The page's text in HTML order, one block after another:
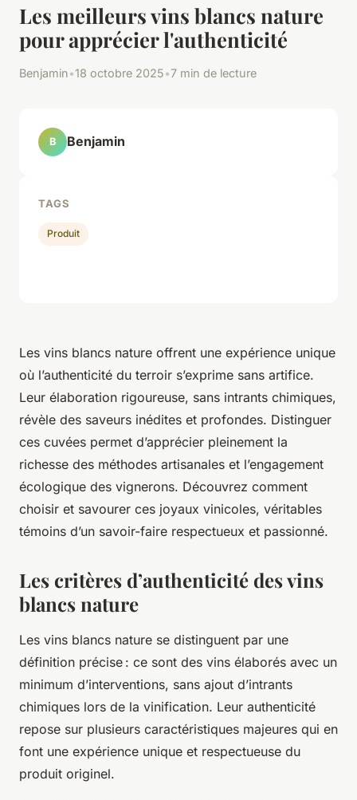
Les meilleurs vins blancs nature
pour apprécier l'authenticité
Benjamin•18 octobre 2025•7 min de lecture
Les vins blancs nature offrent une expérience unique
où l’authenticité du terroir s’exprime sans artifice.
Leur élaboration rigoureuse, sans intrants chimiques,
révèle des saveurs inédites et profondes. Distinguer
ces cuvées permet d’apprécier pleinement la
richesse des méthodes artisanales et l’engagement
écologique des vignerons. Découvrez comment
choisir et savourer ces joyaux vinicoles, véritables
témoins d’un savoir-faire respectueux et passionné.
Les critères d’authenticité des vins
blancs nature
Les vins blancs nature se distinguent par une
définition précise : ce sont des vins élaborés avec un
minimum d’interventions, sans ajout d’intrants
chimiques lors de la vinification. Leur authenticité
repose sur plusieurs caractéristiques majeures qui en
font une expérience unique et respectueuse du
produit originel.
B Benjamin
TAGS
Produit